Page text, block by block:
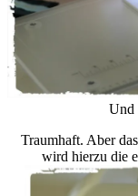
Und
Traumhaft. Aber
wird hierzu die